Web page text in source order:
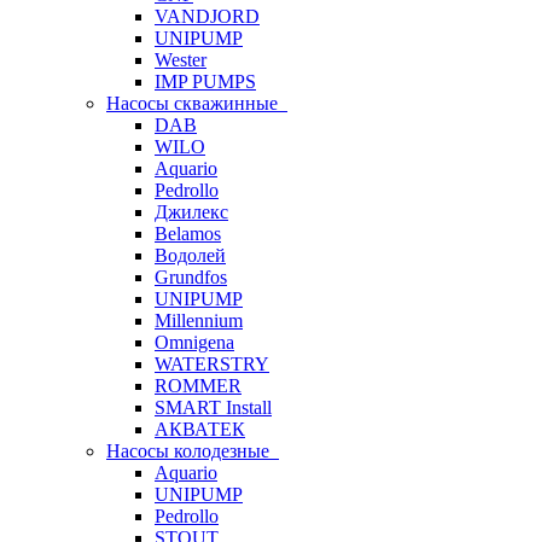
VANDJORD
UNIPUMP
Wester
IMP PUMPS
Насосы скважинные
DAB
WILO
Aquario
Pedrollo
Джилекс
Belamos
Водолей
Grundfos
UNIPUMP
Millennium
Omnigena
WATERSTRY
ROMMER
SMART Install
АКВАТЕК
Насосы колодезные
Aquario
UNIPUMP
Pedrollo
STOUT